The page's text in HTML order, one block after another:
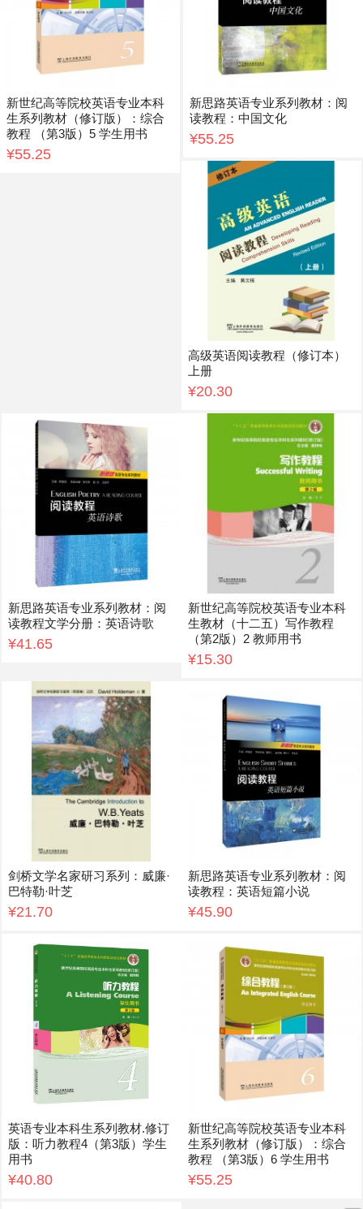
新世纪高等院校英语专业本科
生系列教材（修订版）：综合
教程 （第3版）5 学生用书
¥55.25
新思路英语专业系列教材：阅
读教程：中国文化
¥55.25
高级英语阅读教程（修订本）
上册
¥20.30
新思路英语专业系列教材：阅
读教程文学分册：英语诗歌
¥41.65
新世纪高等院校英语专业本科
生教材（十二五）写作教程
（第2版）2 教师用书
¥15.30
剑桥文学名家研习系列：威廉·
巴特勒·叶芝
¥21.70
新思路英语专业系列教材：阅
读教程：英语短篇小说
¥45.90
英语专业本科生系列教材.修订
版：听力教程4（第3版）学生
用书
¥40.80
新世纪高等院校英语专业本科
生系列教材（修订版）：综合
教程 （第3版）6 学生用书
¥55.25